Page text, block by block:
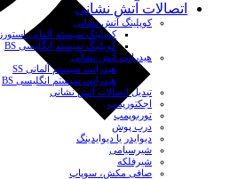
اتصالات آتش نشانی
کوپلینگ آتش نشانی
کوپلینگ سیستم آلمانی استورز SS
کوپلینگ سیستم انگلیسی BS
هیدرانت آتش نشانی
هیدرانت سیستم آلمانی SS
هیدرانت سیستم انگلیسی BS
تبدیل اتصالات آتش نشانی
اجکتورپمپ
توربوپمپ
درب پوش
دیوایدر یا دیوایدینگ
شیرسیامی
شیرفلکه
صافی مکش، سوپاپ